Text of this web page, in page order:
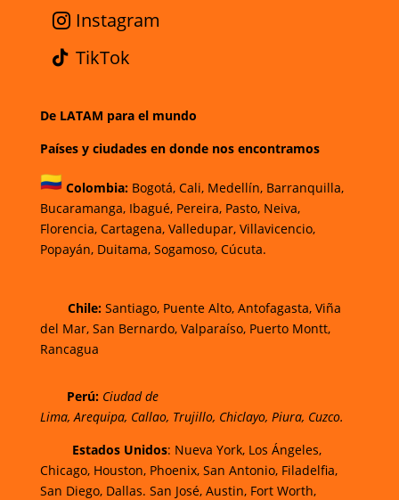
Instagram
TikTok
De LATAM para el mundo
Países y ciudades en donde nos encontramos
Colombia: Bogotá,Cali, Medellín, Barranquilla,
Bucaramanga,Ibagué,Pereira,Pasto, Neiva,
Florencia, Cartagena, Valledupar, Villavicencio,
Popayán, Duitama, Sogamoso, Cúcuta.
Chile:Santiago, Puente Alto, Antofagasta, Viña
del Mar, San Bernardo, Valparaíso, Puerto Montt,
Rancagua
Perú: Ciudad de
Lima, Arequipa, Callao, Trujillo, Chiclayo, Piura, Cuzco.
Estados Unidos: Nueva York, Los Ángeles,
Chicago, Houston, Phoenix, San Antonio, Filadelfia,
San Diego, Dallas. San José, Austin, Fort Worth,